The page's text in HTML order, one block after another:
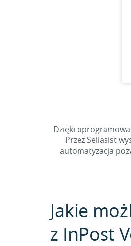
Dzięki
Przez Sellasist
automatyzacja
Jakie
z InPost